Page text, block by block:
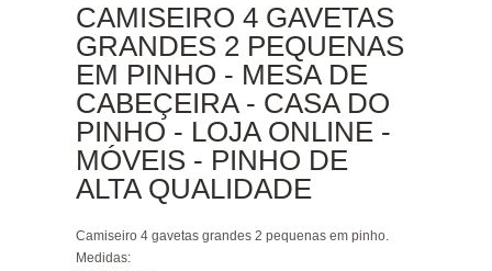
CAMISEIRO 4 GAVETAS
GRANDES 2 PEQUENAS
EM PINHO - MESA DE
CABEÇEIRA - CASA DO
PINHO - LOJA ONLINE -
MÓVEIS - PINHO DE
ALTA QUALIDADE
Camiseiro 4 gavetas grandes 2 pequenas em pinho.
Medidas: